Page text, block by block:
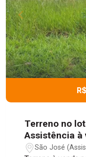
Terreno no
Assistência à
Assistência /
São José